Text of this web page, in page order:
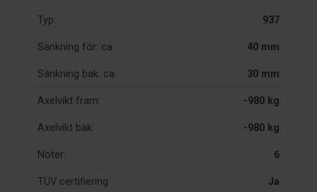
Typ: 937
Sänkning för: ca. 40 mm
Sänkning bak: ca. 30 mm
Axelvikt fram: -980 kg
Axelvikt bak: -980 kg
Noter: 6
TÜV certifiering: Ja